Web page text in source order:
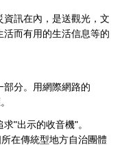
訊在內，是送觀光，文
而有用的生活信息等的
部分。用網際網路的
"出示的收音機"。
在傳統型地方自治團體